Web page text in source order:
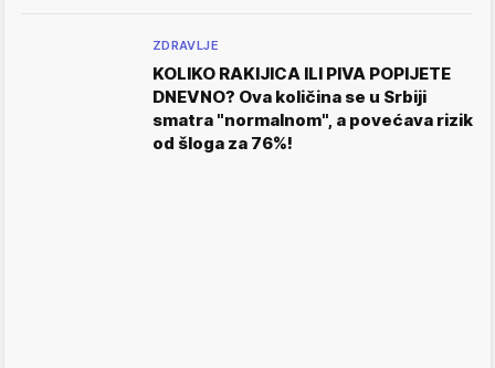
ZDRAVLJE
KOLIKO RAKIJICA ILI PIVA POPIJETE
DNEVNO? Ova količina se u Srbiji
smatra "normalnom", a povećava rizik
od šloga za 76%!